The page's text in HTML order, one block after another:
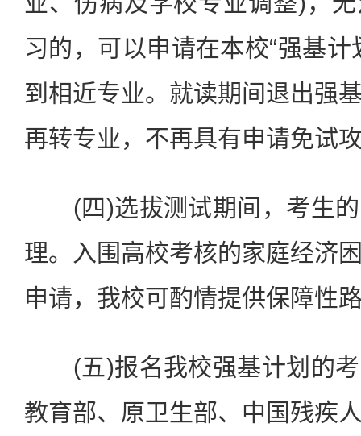
习的，可以申请在本校“强基
到相近专业。就读期间退出强
再转专业，不再具有申请免试
(四)选拔测试期间，考生的
理。入围高校考核的家庭经济
申请，我校可酌情提供保障性
(五)报名我校强基计划的考
教育部、原卫生部、中国残疾